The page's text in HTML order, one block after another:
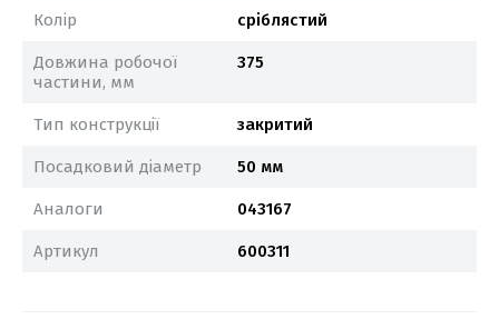
Колір сріблястий
Довжина робочої
частини, мм
375
Тип конструкції закритий
Посадковий діаметр 50 мм
Аналоги 043167
Артикул 600311